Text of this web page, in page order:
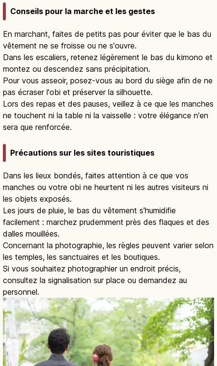
Conseils pour la marche et les gestes
En marchant, faites de petits pas pour éviter que le bas du
vêtement ne se froisse ou ne s'ouvre.
Dans les escaliers, retenez légèrement le bas du kimono et
montez ou descendez sans précipitation.
Pour vous asseoir, posez-vous au bord du siège afin de ne
pas écraser l'obi et préserver la silhouette.
Lors des repas et des pauses, veillez à ce que les manches
ne touchent ni la table ni la vaisselle : votre élégance n'en
sera que renforcée.
Précautions sur les sites touristiques
Dans les lieux bondés, faites attention à ce que vos
manches ou votre obi ne heurtent ni les autres visiteurs ni
les objets exposés.
Les jours de pluie, le bas du vêtement s'humidifie
facilement : marchez prudemment près des flaques et des
dalles mouillées.
Concernant la photographie, les règles peuvent varier selon
les temples, les sanctuaires et les boutiques.
Si vous souhaitez photographier un endroit précis,
consultez la signalisation sur place ou demandez au
personnel.